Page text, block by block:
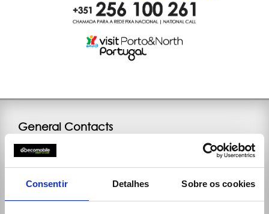
Consentir Detalhes Sobre os cookies
General Contacts
Rua da Aldeia, 375
4535-279 Paços de Brandão Vfr